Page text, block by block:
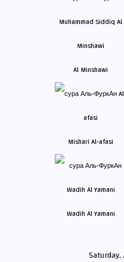
Al Minshawi
Mishari Al-afasi
Wadih Al Yamani